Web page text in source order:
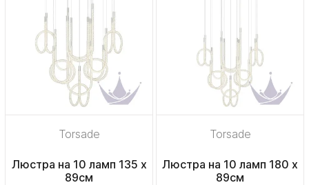
Torsade
Люстра на 10 ламп 135 х
89см
Torsade
Люстра на 10 ламп 180 х
89см